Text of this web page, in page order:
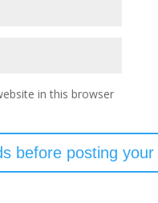
in this browser